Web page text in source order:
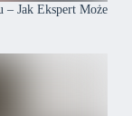
Jak Ekspert Może